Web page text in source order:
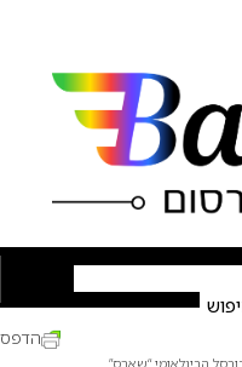
הבינלאומי “שארס”
הדפס